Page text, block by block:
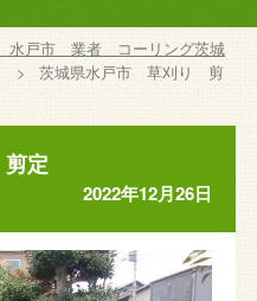
戸市 業者 コーリング茨城
>
茨城県水戸市 草刈り 剪
定
2022年12月26日